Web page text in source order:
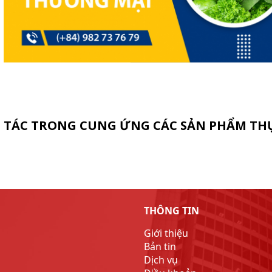
TRONG CUNG ỨNG CÁC SẢN PHẨM
THÔNG TIN
Giới thiệu
Bản tin
Dịch vụ